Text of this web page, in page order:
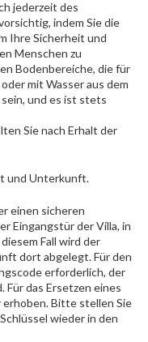
jederzeit des
indem Sie die
Ihre Sicherheit und
Menschen zu
Bodenbereiche, die für
mit Wasser aus dem
und es ist stets
Sie nach Erhalt der
und Unterkunft.
einen sicheren
Eingangstür der Villa, in
Fall wird der
dort abgelegt. Für den
erforderlich, der
das Ersetzen eines
Bitte stellen Sie
wieder in den